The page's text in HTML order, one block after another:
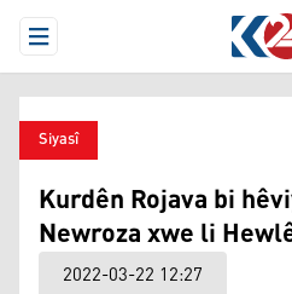
Open Menu
Siyasî
Kurdên Rojava bi
Newroza xwe li
2022-03-22 12:27